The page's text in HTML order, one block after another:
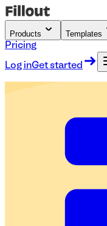
Products Templates
Pricing
Log inGet started